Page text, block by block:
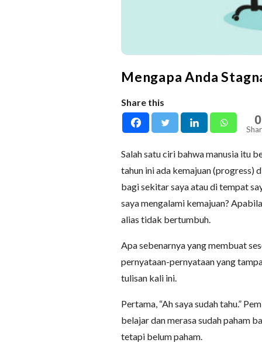
Mengapa Anda
Share this
0
Salah satu ciri bahwa manusia itu
tahun ini ada kemajuan (progress)
bagi sekitar saya atau di tempat
saya mengalami kemajuan?
alias tidak bertumbuh.
Apa sebenarnya yang membuat
pernyataan-pernyataan yang
tulisan kali ini.
Pertama, “Ah saya sudah tahu.”
belajar dan merasa sudah paham
tetapi belum paham.